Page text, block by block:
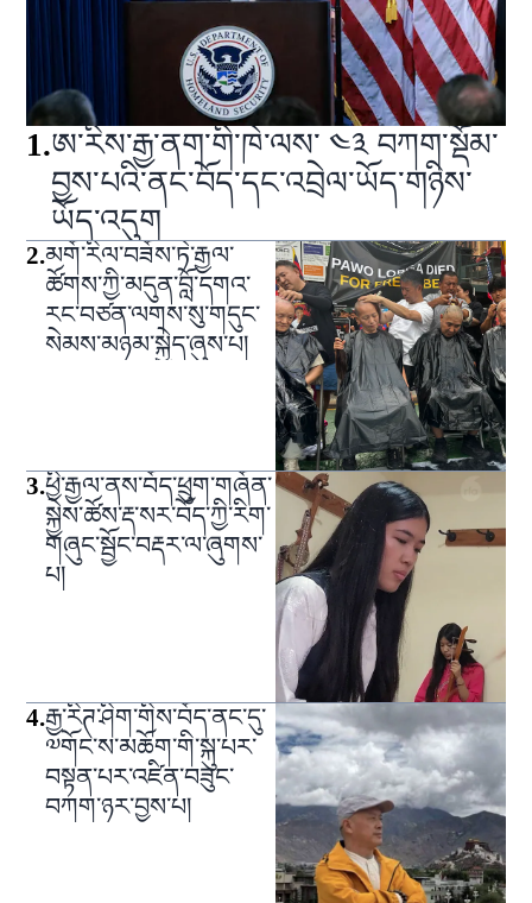
1.ཨ་རིས་རྒྱ་ནག་གི་ཁེ་ལས་ ༤༣ བཀག་སྡོམ་
བྱས་པའི་ནང་བོད་དང་འབྲེལ་ཡོད་གཉིས་
ཡོད་འདུག
2.མགོ་རིལ་བཟོས་ཏེ་རྒྱལ་
ཚོགས་ཀྱི་མདུན་བློ་དགའ་
རང་བཙན་ལགས་སུ་གདུང་
སེམས་མཉམ་སྐྱེད་ཞུས་པ།
3.ཕྱི་རྒྱལ་ནས་བོད་ཕྲུག་གཞོན་
སྐྱེས་ཚོས་རྡ་སར་བོད་ཀྱི་རིག་
གཞུང་སྦྱོང་བརྡར་ལ་ཞུགས་
པ།
4.རྒྱ་རིཊ་ཤིག་གིས་བོད་ནང་དུ་
༧གོང་ས་མཆོག་གི་སྐུ་པར་
བསྟན་པར་འཛིན་བཟུང་
བཀག་ཉར་བྱས་པ།